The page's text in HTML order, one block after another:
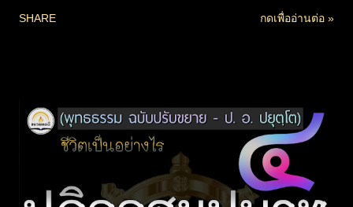
(128K) ** กดดาวน์โหลดที่ชื่อ : ห้ามตัดต่อ ดัดแปลง แก้ไข
ดาวน์โหลด : กรณีเป็น mp3 ไฟล์เดียว ให้คลิกขวา เลือกบันทึก
หรือ save as หากเป็นไฟล์บีบอัด .zip จะคลิกขวาหรือคลิกซ้าย
ก็ได้ ถ้าเป็น mp3 คลิกหรือกดปกติจะขึ้นตัวเล่นให้ฟัง หรือไป
ดาวน์โหลดอีกที่ได้ที่ Archive.org *ZIP FILES : ( ดาวน์โหลดแล้ว
ต้องแตกไฟล์ด้วยโปรแกรมก่อน แนะนำ 7ZIP สำหรับโทรศัพท์
SHARE กดเพื่ออ่านต่อ »